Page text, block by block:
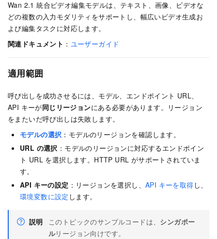
Wan 2.1 統合ビデオ編集モデルは、テキスト、画像、ビデオな
どの複数の入力モダリティをサポートし、幅広いビデオ生成お
よび編集タスクに対応します。
関連ドキュメント ： ユーザーガイド
適用範囲
呼び出しを成功させるには、モデル、エンドポイント URL、
API キーが同じリージョンにある必要があります。リージョン
をまたいだ呼び出しは失敗します。
モデルの選択 ：モデルのリージョンを確認します。
URL の選択 ：モデルのリージョンに対応するエンドポイン
ト URL を選択します。HTTP URL がサポートされていま
す。
API キーの設定 ：リージョンを選択し、API キーを取得 し、
環境変数に設定 します。
説明 このトピックのサンプルコードは、 シンガポー
ルリージョン向けです。